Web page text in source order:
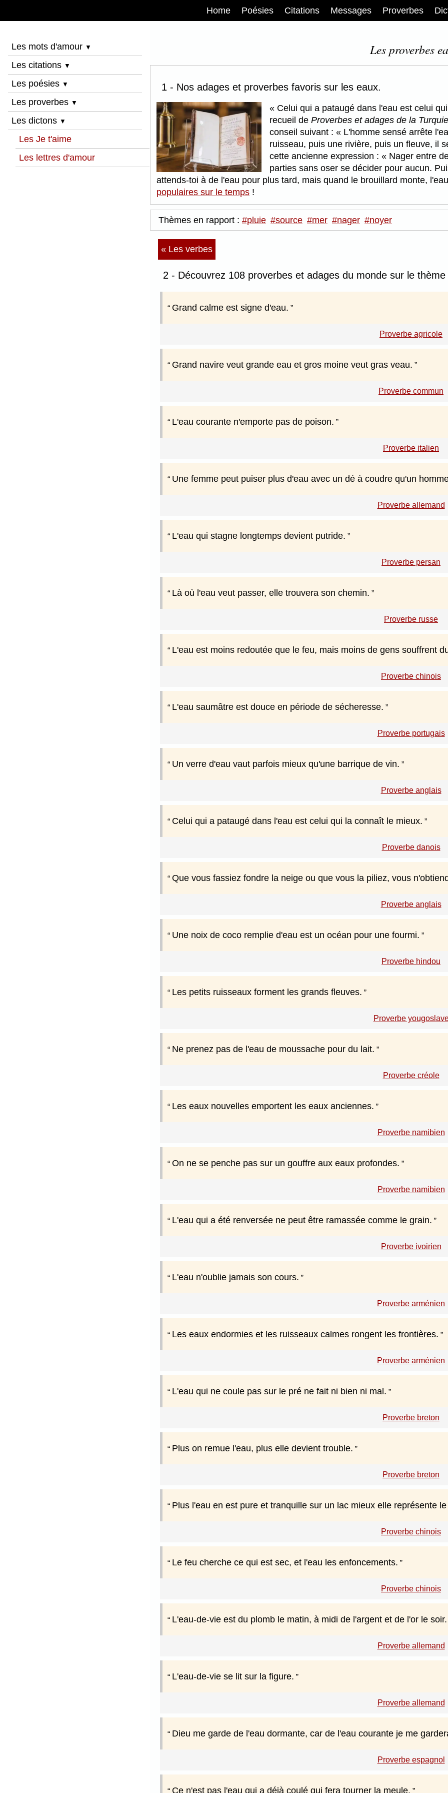
Home Poésies Citations Messages Proverbes
Les mots d'amour ▼
Les citations ▼
Les poésies ▼
Les proverbes ▼
Les dictons ▼
Les Je t'aime
Les lettres d'amour
Les proverbes
1 - Nos adages et proverbes favoris sur les eaux.
Celui qui a pataugé dans l'eau est celui
recueil de Proverbes et adages de la Turquie
conseil suivant :
L'homme sensé arrête
ruisseau, puis une rivière, puis un fleuve, il
cette ancienne expression :
Nager entre
parties sans oser se décider pour aucun.
attends-toi à de l'eau pour plus tard, mais quand le brouillard monte,
populaires sur le temps !
Thèmes en rapport : #pluie #source #mer #nager #noyer
« Les verbes
2 - Découvrez 108 proverbes et adages du monde sur le
Grand calme est signe d'eau.
Proverbe agricole
Grand navire veut grande eau et gros moine veut gras veau.
Proverbe commun
L'eau courante n'emporte pas de poison.
Proverbe italien
Une femme peut puiser plus d'eau avec un dé à coudre qu'un
Proverbe allemand
L'eau qui stagne longtemps devient putride.
Proverbe persan
Là où l'eau veut passer, elle trouvera son chemin.
Proverbe russe
L'eau est moins redoutée que le feu, mais moins de gens souffrent
Proverbe chinois
L'eau saumâtre est douce en période de sécheresse.
Proverbe portugais
Un verre d'eau vaut parfois mieux qu'une barrique de vin.
Proverbe anglais
Celui qui a pataugé dans l'eau est celui qui la connaît le mieux.
Proverbe danois
Que vous fassiez fondre la neige ou que vous la piliez, vous
Proverbe anglais
Une noix de coco remplie d'eau est un océan pour une fourmi.
Proverbe hindou
Les petits ruisseaux forment les grands fleuves.
Proverbe
Ne prenez pas de l'eau de moussache pour du lait.
Proverbe créole
Les eaux nouvelles emportent les eaux anciennes.
Proverbe namibien
On ne se penche pas sur un gouffre aux eaux profondes.
Proverbe namibien
L'eau qui a été renversée ne peut être ramassée comme le grain.
Proverbe ivoirien
L'eau n'oublie jamais son cours.
Proverbe arménien
Les eaux endormies et les ruisseaux calmes rongent les frontières.
Proverbe arménien
L'eau qui ne coule pas sur le pré ne fait ni bien ni mal.
Proverbe breton
Plus on remue l'eau, plus elle devient trouble.
Proverbe breton
Plus l'eau en est pure et tranquille sur un lac mieux elle représente
Proverbe chinois
Le feu cherche ce qui est sec, et l'eau les enfoncements.
Proverbe chinois
L'eau-de-vie est du plomb le matin, à midi de l'argent et de l'or le soir.
Proverbe allemand
L'eau-de-vie se lit sur la figure.
Proverbe allemand
Dieu me garde de l'eau dormante, car de l'eau courante je me
Proverbe espagnol
Ce n'est pas l'eau qui a déjà coulé qui fera tourner la meule.